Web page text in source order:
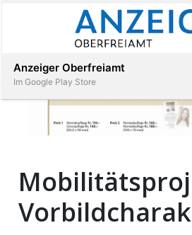
Veranstaltungen
Stellen
Abonnieren
Anzeiger Oberfreiamt
Im Google Play Store